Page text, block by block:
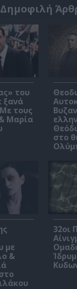
Δημοφιλή
του
ξανά
τους
Μαρία
στο
με
&
32οι